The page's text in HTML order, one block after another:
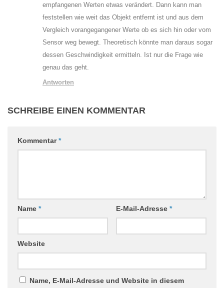
empfangenen Werten etwas verändert. Dann kann man
feststellen wie weit das Objekt entfernt ist und aus dem
Vergleich vorangegangener Werte ob es sich hin oder vom
Sensor weg bewegt. Theoretisch könnte man daraus sogar
dessen Geschwindigkeit ermitteln. Ist nur die Frage wie
genau das geht.
Antworten
SCHREIBE EINEN KOMMENTAR
Kommentar*
Name * E-Mail-Adresse *
Website
Name, E-Mail-Adresse und Website in diesem